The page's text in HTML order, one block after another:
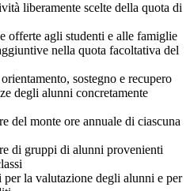
liberamente scelte della quota di
offerte agli studenti e alle famiglie
nella quota facoltativa del
sostegno e recupero
degli alunni concretamente
del monte ore annuale di ciascuna
di gruppi di alunni provenienti
la valutazione degli alunni e per